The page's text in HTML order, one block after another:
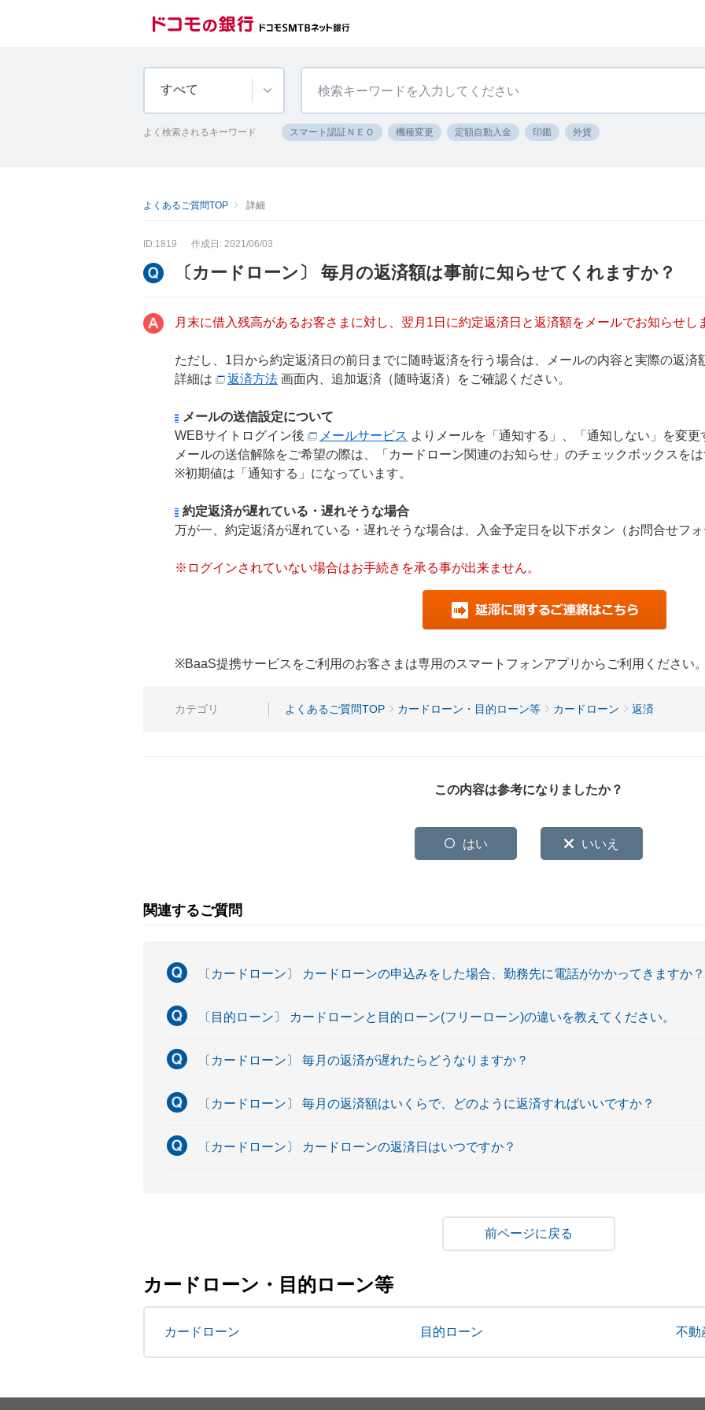
すべて
よく検索されるキーワード スマート認証ＮＥＯ 機種変更 定額自動入金 印鑑 外貨
よくあるご質問TOP 詳細
ID:1819 作成日: 2021/06/03
〔カードローン〕 毎月の返済額は事前に知らせてくれますか？
月末に借入残高があるお客さまに対し、翌月1日に約定返済日と返済額をメールでお知らせし
ただし、1日から約定返済日の前日までに随時返済を行う場合は、メールの内容と実際の返済
詳細は
返済方法 画面内、追加返済（随時返済）をご確認ください。
メールの送信設定について
WEBサイトログイン後
メールサービス よりメールを「通知する」、「通知しない」を変更
メールの送信解除をご希望の際は、「カードローン関連のお知らせ」のチェックボックスをは
※初期値は「通知する」になっています。
約定返済が遅れている・遅れそうな場合
万が一、約定返済が遅れている・遅れそうな場合は、入金予定日を以下ボタン（お問合せフォ
※ログインされていない場合はお手続きを承る事が出来ません。
※BaaS提携サービスをご利用のお客さまは専用のスマートフォンアプリからご利用ください。
カテゴリ よくあるご質問TOP カードローン・目的ローン等 カードローン 返済
この内容は参考になりましたか？
はい いいえ
関連するご質問
〔カードローン〕 カードローンの申込みをした場合、勤務先に電話がかかってきますか？
〔目的ローン〕 カードローンと目的ローン(フリーローン)の違いを教えてください。
〔カードローン〕 毎月の返済が遅れたらどうなりますか？
〔カードローン〕 毎月の返済額はいくらで、どのように返済すればいいですか？
〔カードローン〕 カードローンの返済日はいつですか？
戻る
カードローン・目的ローン等
カードローン 目的ローン 不動